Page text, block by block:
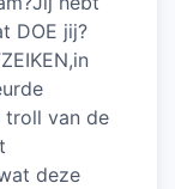
DOE jij?
troll van de
deze